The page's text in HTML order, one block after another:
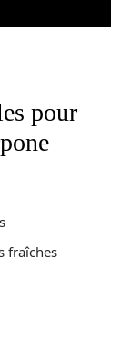
pour
fraîches